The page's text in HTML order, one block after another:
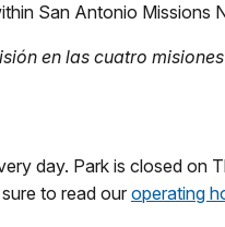
San Antonio Missions
en las cuatro
day. Park is closed on
to read our operating